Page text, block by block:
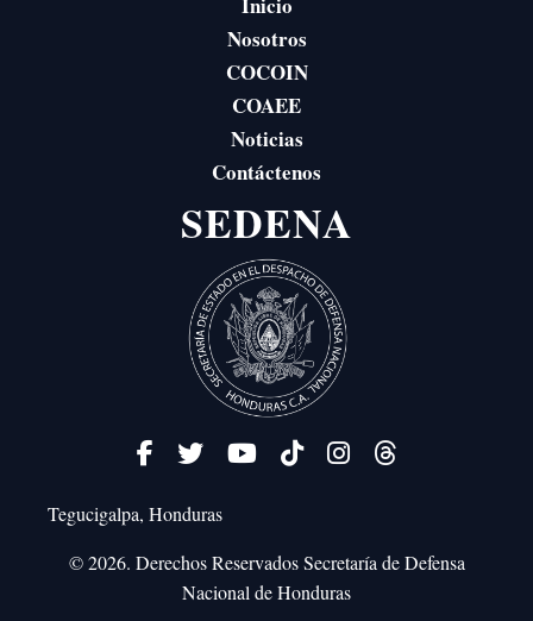
Nosotros
COCOIN
COAEE
Noticias
Contáctenos
SEDENA
Tegucigalpa, Honduras
© 2026. Derechos ReservadosSecretaría de Defensa
Nacional de Honduras